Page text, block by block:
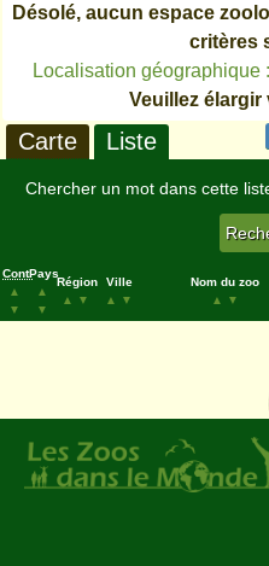
Désolé, aucun espace
critères
Localisation
Veuillez
Carte Liste
Chercher un mot dans cette
Cont.
▲
▼
Pays
▲
▼
Région
▲
▼
Ville
▲
▼
Nom du zoo
▲
▼